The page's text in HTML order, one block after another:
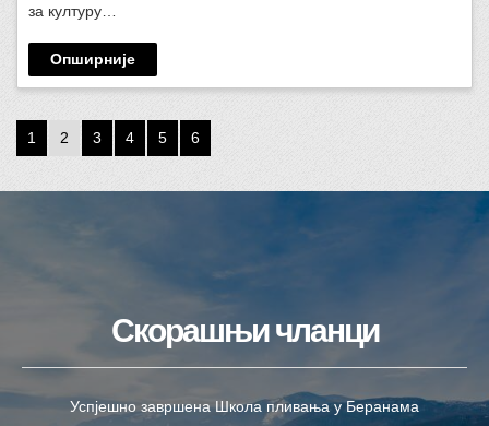
за културу…
Опширније
1 2 3 4 5 6
Скорашњи чланци
Успјешно завршена Школа пливања у Беранама